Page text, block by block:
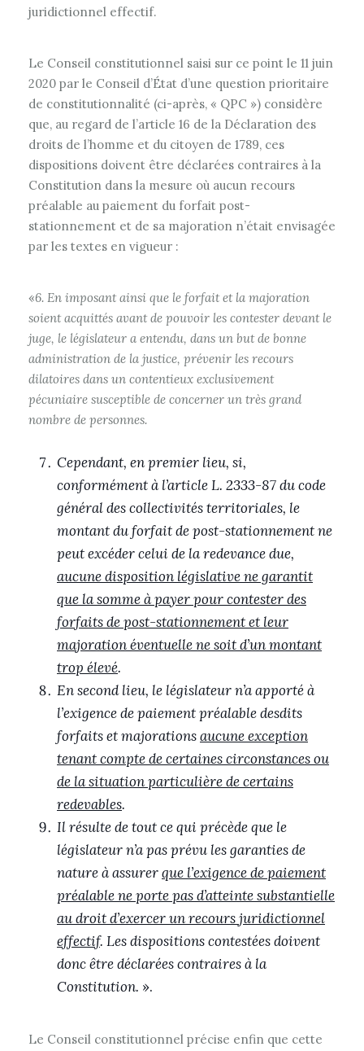
juridictionnel effectif.
Le Conseil constitutionnel saisi sur ce point le 11 juin
2020 par le Conseil d’État d’une question prioritaire
de constitutionnalité (ci-après, « QPC ») considère
que, au regard de l’article 16 de la Déclaration des
droits de l’homme et du citoyen de 1789, ces
dispositions doivent être déclarées contraires à la
Constitution dans la mesure où aucun recours
préalable au paiement du forfait post-
stationnement et de sa majoration n’était envisagée
par les textes en vigueur :
«6. En imposant ainsi que le forfait et la majoration
soient acquittés avant de pouvoir les contester devant le
juge, le législateur a entendu, dans un but de bonne
administration de la justice, prévenir les recours
dilatoires dans un contentieux exclusivement
pécuniaire susceptible de concerner un très grand
nombre de personnes.
Cependant, en premier lieu, si,
conformément à l’article L. 2333-87 du code
général des collectivités territoriales, le
montant du forfait de post-stationnement ne
peut excéder celui de la redevance due,
aucune disposition législative ne garantit
que la somme à payer pour contester des
forfaits de post-stationnement et leur
majoration éventuelle ne soit d’un montant
trop élevé.
En second lieu, le législateur n’a apporté à
l’exigence de paiement préalable desdits
forfaits et majorationsaucune exception
tenant compte de certaines circonstances ou
de la situation particulière de certains
redevables.
Il résulte de tout ce qui précède que le
législateur n’a pas prévu les garanties de
nature à assurerque l’exigence de paiement
préalable ne porte pas d’atteinte substantielle
au droit d’exercer un recours juridictionnel
effectif. Les dispositions contestées doivent
donc être déclarées contraires à la
Constitution. ».
Le Conseil constitutionnel précise enfin que cette